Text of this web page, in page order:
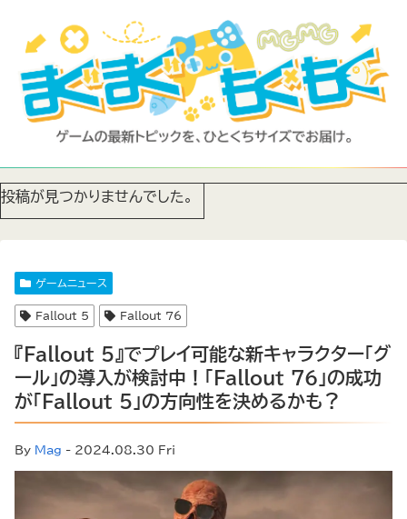
投稿が見つかりませんでした。
ゲームニュース
Fallout 5 Fallout 76
『Fallout 5』でプレイ可能な新キャラクター「グ
ール」の導入が検討中！「Fallout 76」の成功
が「Fallout 5」の方向性を決めるかも？
By Mag - 2024.08.30 Fri